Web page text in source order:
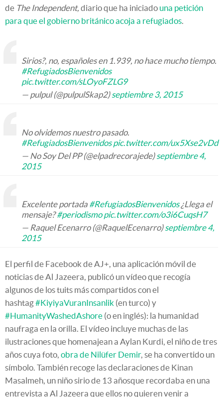
de The Independent, diario que ha iniciado una petición
para que el gobierno británico acoja a refugiados
Sirios?, no, españoles en 1.939, no hace mucho tiempo.
#RefugiadosBienvenidos
pic.twitter.com/sLOyoFZLG9
— pulpul (@pulpulSkap2) septiembre 3, 2015
No olvidemos nuestro pasado.
#RefugiadosBienvenidos pic.twitter.com/ux5Xse2vDd
— No Soy Del PP (@elpadrecorajede) septiembre 4,
2015
Excelente portada #RefugiadosBienvenidos¿Llega el
mensaje?#periodismo pic.twitter.com/o3i6CuqsH7
— Raquel Ecenarro (@RaquelEcenarro) septiembre 4,
2015
El perfil de Facebook de AJ+, una aplicación móvil de
noticias de Al Jazeera, publicó un vídeo que recogía
algunos de los tuits más compartidos con el
hashtag#KiyiyaVuranInsanlik (en turco) y
#HumanityWashedAshore (o en inglés): la humanidad
naufraga en la orilla. El vídeo incluye muchas de las
ilustraciones que homenajean a Aylan Kurdi, el niño de tres
años cuya foto, obra de Nilüfer Demir, se ha convertido un
símbolo. También recoge las declaraciones de Kinan
Masalmeh, un niño sirio de 13 añosque recordaba en una
entrevista a Al Jazeera que ellos no quieren venir a